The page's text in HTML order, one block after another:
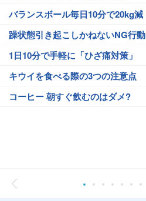
バランスボール毎日10分で20kg減
躁状態引き起こしかねないNG行動
1日10分で手軽に「ひざ痛対策」
キウイを食べる際の3つの注意点
コーヒー 朝すぐ飲むのはダメ?